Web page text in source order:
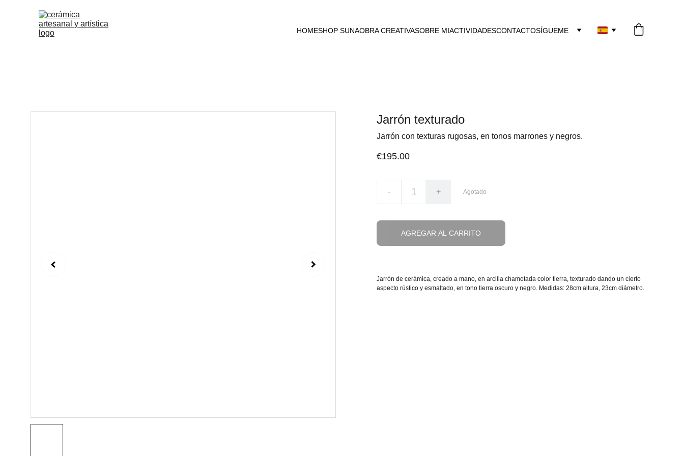
HOMESHOP SUNAOBRA CREATIVASOBRE MIACTIVIDADESCONTACTOSÍGUEME
Jarrón texturado
Jarrón con texturas rugosas, en tonos marrones y negros.
€195.00
- + Agotado
AGREGAR AL CARRITO
Jarrón de cerámica, creado a mano, en arcilla chamotada color tierra, texturado dando un cierto
aspecto rústico y esmaltado, en tono tierra oscuro y negro. Medidas: 28cm altura, 23cm diámetro.